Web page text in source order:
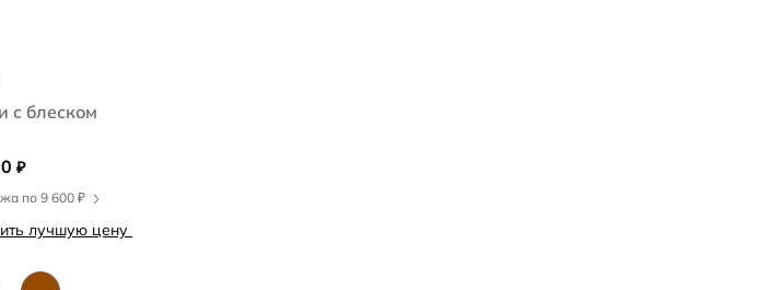
с блеском
₽
по 9 600 ₽
лучшую цену